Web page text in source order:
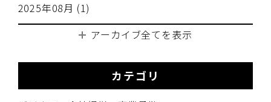
2025年08月 (1)
アーカイブ全てを表示
カテゴリ